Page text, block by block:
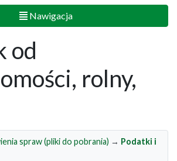
Nawigacja
od
rolny,
spraw (pliki do pobrania) → Podatki i